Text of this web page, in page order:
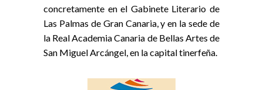
concretamente en el Gabinete Literario de
Las Palmas de Gran Canaria, y en la sede de
la Real Academia Canaria de Bellas Artes de
San Miguel Arcángel, en la capital tinerfeña.